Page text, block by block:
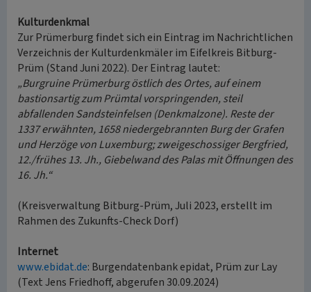
Kulturdenkmal
Zur Prümerburg findet sich ein Eintrag im Nachrichtlichen
Verzeichnis der Kulturdenkmäler im Eifelkreis Bitburg-
Prüm (Stand Juni 2022). Der Eintrag lautet:
„Burgruine Prümerburg östlich des Ortes, auf einem
bastionsartig zum Prümtal vorspringenden, steil
abfallenden Sandsteinfelsen (Denkmalzone). Reste der
1337 erwähnten, 1658 niedergebrannten Burg der Grafen
und Herzöge von Luxemburg; zweigeschossiger Bergfried,
12./frühes 13. Jh., Giebelwand des Palas mit Öffnungen des
16. Jh.“
(Kreisverwaltung Bitburg-Prüm, Juli 2023, erstellt im
Rahmen des Zukunfts-Check Dorf)
Internet
www.ebidat.de: Burgendatenbank epidat, Prüm zur Lay
(Text Jens Friedhoff, abgerufen 30.09.2024)